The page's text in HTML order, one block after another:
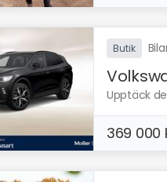
Butik
Upptäck
369 000